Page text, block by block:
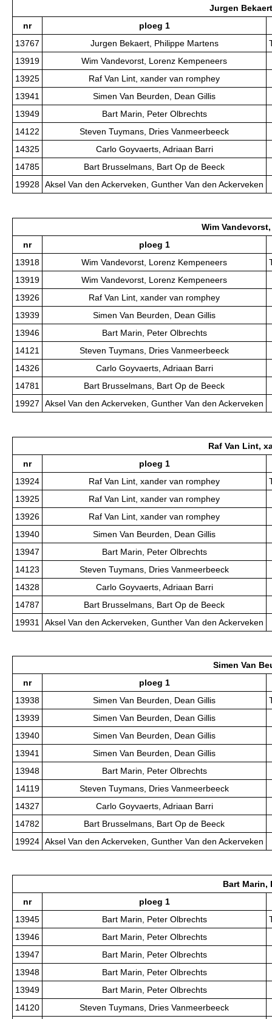
Jurgen
nr
ploeg 1
13767
Jurgen Bekaert, Philippe Martens
13919
Wim Vandevorst, Lorenz Kempeneers
13925
Raf Van Lint, xander van romphey
13941
Simen Van Beurden, Dean Gillis
13949
Bart Marin, Peter Olbrechts
14122
Steven Tuymans, Dries Vanmeerbeeck
14325
Carlo Goyvaerts, Adriaan Barri
14785
Bart Brusselmans, Bart Op de Beeck
19928 Aksel Van den Ackerveken, Gunther Van den Ackerveken
Wim
nr
ploeg 1
13918
Wim Vandevorst, Lorenz Kempeneers
13919
Wim Vandevorst, Lorenz Kempeneers
13926
Raf Van Lint, xander van romphey
13939
Simen Van Beurden, Dean Gillis
13946
Bart Marin, Peter Olbrechts
14121
Steven Tuymans, Dries Vanmeerbeeck
14326
Carlo Goyvaerts, Adriaan Barri
14781
Bart Brusselmans, Bart Op de Beeck
19927
Aksel Van den Ackerveken, Gunther Van den Ackerveken
Raf Van Lint,
nr
ploeg 1
13924
Raf Van Lint, xander van romphey
13925
Raf Van Lint, xander van romphey
13926
Raf Van Lint, xander van romphey
13940
Simen Van Beurden, Dean Gillis
13947
Bart Marin, Peter Olbrechts
14123
Steven Tuymans, Dries Vanmeerbeeck
14328
Carlo Goyvaerts, Adriaan Barri
14787
Bart Brusselmans, Bart Op de Beeck
19931 Aksel Van den Ackerveken, Gunther Van den Ackerveken
Simen Van
nr
ploeg 1
13938
Simen Van Beurden, Dean Gillis
13939
Simen Van Beurden, Dean Gillis
13940
Simen Van Beurden, Dean Gillis
13941
Simen Van Beurden, Dean Gillis
13948
Bart Marin, Peter Olbrechts
14119
Steven Tuymans, Dries Vanmeerbeeck
14327
Carlo Goyvaerts, Adriaan Barri
14782
Bart Brusselmans, Bart Op de Beeck
19924 Aksel Van den Ackerveken, Gunther Van den Ackerveken
Bart Marin,
nr
ploeg 1
13945
Bart Marin, Peter Olbrechts
13946
Bart Marin, Peter Olbrechts
13947
Bart Marin, Peter Olbrechts
13948
Bart Marin, Peter Olbrechts
13949
Bart Marin, Peter Olbrechts
14120
Steven Tuymans, Dries Vanmeerbeeck